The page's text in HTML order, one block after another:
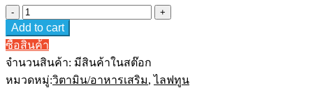
Lifetune
Chelated
Chromium
100
mg
(90เม็ด)
quantity
Add to cart
ซื้อสินค้า
จำนวนสินค้า: มีสินค้าในสต๊อก
หมวดหมู่:วิตามิน/อาหารเสริม,ไลฟทูน